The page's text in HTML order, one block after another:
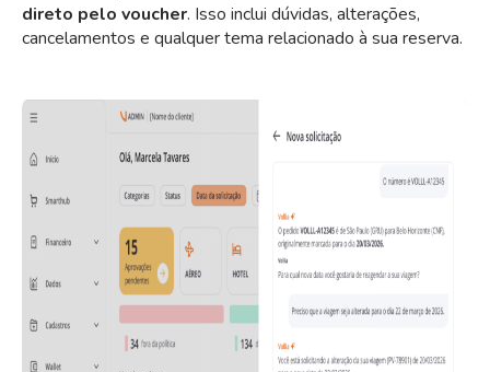
direto pelo voucher. Isso inclui dúvidas, alterações,
cancelamentos e qualquer tema relacionado à sua reserva.